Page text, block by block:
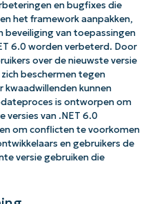
en bugfixes die
het framework aanpakken,
van toepassingen
6.0 worden verbeterd. Door
over de nieuwste versie
beschermen tegen
kunnen
is ontworpen om
versies van .NET 6.0
om conflicten te voorkomen
en gebruikers de
versie gebruiken die